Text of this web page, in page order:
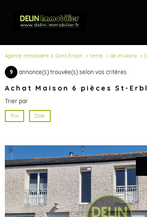
Agence immobilière à Saint-Erblon Vente Ille et vilaine
9 annonce(s) trouvée(s) selon vos critères
Achat Maison 6 pièces St-
Trier par
Prix Date
voir le